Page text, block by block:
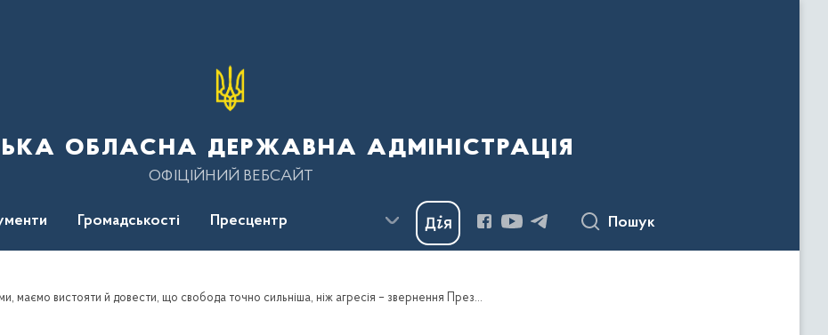
обласна державна адміністрація
ОФІЦІЙНИЙ ВЕБСАЙТ
Громадськості Пресцентр Пошук
Ми всі маємо бути міцними, єдиними, маємо вистояти й довести, що свобода точно сильніша, ніж агресія – звернення Президента України